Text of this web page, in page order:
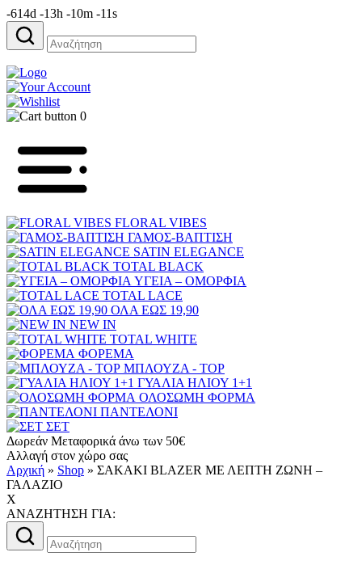
-614d -13h -10m -11s
Αναζήτηση
για:
0
FLORAL VIBES
ΓΑΜΟΣ-ΒΑΠΤΙΣΗ
SATIN ELEGANCE
TOTAL BLACK
ΥΓΕΙΑ – ΟΜΟΡΦΙΑ
TOTAL LACE
ΟΛΑ ΕΩΣ 19,90
NEW IN
TOTAL WHITE
ΦΟΡΕΜΑ
ΜΠΛΟΥΖΑ - TOP
ΓΥΑΛΙΑ ΗΛΙΟΥ 1+1
ΟΛΟΣΩΜΗ ΦΟΡΜΑ
ΠΑΝΤΕΛΟΝΙ
ΣΕΤ
Δωρεάν Μεταφορικά άνω των 50€
Αλλαγή στον χώρο σας
Αρχική » Shop » ΣΑΚΑΚΙ BLAZER ΜΕ ΛΕΠΤΗ ΖΩΝΗ –
ΓΑΛΑΖΙΟ
X
AΝΑΖΗΤΗΣΗ ΓΙΑ:
Αναζήτηση
για: